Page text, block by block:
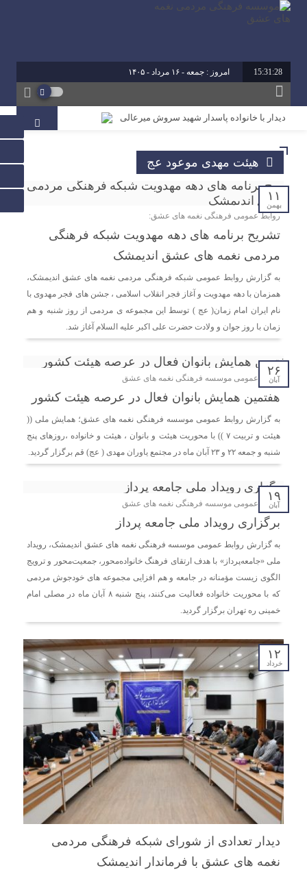
15:31:28 امروز : جمعه - ۱۶ مرداد - ۱۴۰۵
برابر با : Friday - 7 August - 2026
دیدار با خانواده پاسدار شهید سروش میرعالی
محمد رشیدیان مدیر شبکه فرهنگی مردمی نغمه های عشق
اندیمشک: غدیر نشانه تداوم حرکت نبوت در مسیر امامت
است تا امت اسلامی با فروغ نور ولایت، راه عدالت را بپیماید.
برگزاری کارگاه کارآفرینی اجتماعی و راه اندازی پروژه های
کوچک و موثر در موسسه فرهنگی مردمی نغمه های عشق
اندیمشک
دیدار دبیر جدید موسسه فرهنگی مردمی نغمه های عشق
اندیمشک با معاونت جوانان اداره کل ورزش و جوانان
خوزستان
دیدار دبیر موسسه فرهنگی مردمی نغمه های عشق با ریاست
اداره ورزش و جوانان اندیمشک
مراسم دورهمی خانوادگی با عنوان کافه شادی مهدوی به
برگزار شد.
مراسم جشن ولادت امام زمان (عج) و جشن فجر انقلاب
اسلامی و هفته ی جوان در اندیمشک برگزار شد.
های عشق اندیمشک
هیئت مهدی موعود عج
۱۱
بهمن
روابط عمومی فرهنگی نغمه های عشق:
تشریح برنامه های دهه مهدویت شبکه فرهنگی
مردمی نغمه های عشق اندیمشک
به گزارش روابط عمومی شبکه فرهنگی مردمی نغمه های عشق اندیمشک،
همزمان با دهه مهدویت و آغاز فجر انقلاب اسلامی ، جشن های فجر مهدوی با
نام ایران امام زمان( عج ) توسط این مجموعه ی مردمی از روز شنبه و هم
زمان با روز جوان و ولادت حضرت علی اکبر علیه السلام آغاز شد.
۲۶
آبان
روابط عمومی موسسه فرهنگی نغمه های عشق
هفتمین همایش بانوان فعال در عرصه‌ هیئت کشور
به گزارش روابط عمومی موسسه فرهنگی نغمه های عشق؛ همایش ملی ((
هیئت و تربیت ۷ )) با محوریت هیئت و بانوان ، هیئت و خانواده ،روزهای پنج
شنبه و جمعه ۲۲ و ۲۳ آبان ماه در مجتمع یاوران مهدی ( عج) قم برگزار گردید.
۱۹
آبان
روابط عمومی موسسه فرهنگی نغمه های عشق
برگزاری رویداد ملی جامعه پرداز
به گزارش روابط عمومی موسسه فرهنگی نغمه های عشق اندیمشک، رویداد
ملی «جامعه‌پرداز» با هدف ارتقای فرهنگ خانواده‌محور، جمعیت‌محور و ترویج
الگوی زیست مؤمنانه در جامعه و هم افزایی مجموعه های خودجوش مردمی
که با محوریت خانواده فعالیت می‌کنند، پنج شنبه ۸ آبان ماه در مصلی امام
خمینی ره تهران برگزار گردید.
۱۲
خرداد
دیدار تعدادی از شورای شبکه فرهنگی مردمی
نغمه های عشق با فرماندار اندیمشک